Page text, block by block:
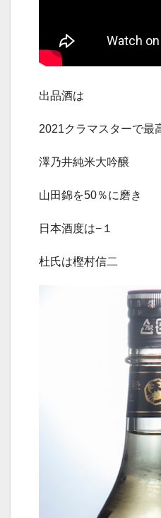
出品酒は
2021クラマスターで最
澤乃井純米大吟醸
山田錦を50％に磨き
日本酒度は−１
杜氏は樫村信二